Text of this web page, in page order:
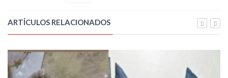
ARTÍCULOS RELACIONADOS